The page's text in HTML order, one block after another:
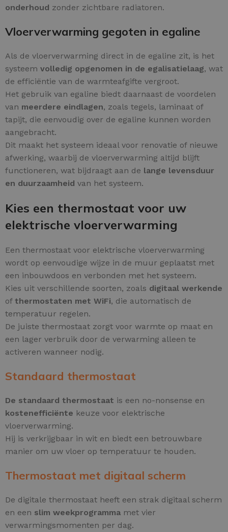
onderhoud zonder zichtbare radiatoren.
Vloerverwarming gegoten in egaline
Als de vloerverwarming direct in de egaline zit, is het
systeem volledig opgenomen in de egalisatielaag, wat
de efficiëntie van de warmteafgifte vergroot.
Het gebruik van egaline biedt daarnaast de voordelen
van meerdere eindlagen, zoals tegels, laminaat of
tapijt, die eenvoudig over de egaline kunnen worden
aangebracht.
Dit maakt het systeem ideaal voor renovatie of nieuwe
afwerking, waarbij de vloerverwarming altijd blijft
functioneren, wat bijdraagt aan de lange levensduur
en duurzaamheid van het systeem.
Kies een thermostaat voor uw
elektrische vloerverwarming
Een thermostaat voor elektrische vloerverwarming
wordt op eenvoudige wijze in de muur geplaatst met
een inbouwdoos en verbonden met het systeem.
Kies uit verschillende soorten, zoals digitaal werkende
of thermostaten met WiFi, die automatisch de
temperatuur regelen.
De juiste thermostaat zorgt voor warmte op maat en
een lager verbruik door de verwarming alleen te
activeren wanneer nodig.
Standaard thermostaat
De standaard thermostaat is een no-nonsense en
kostenefficiënte keuze voor elektrische
vloerverwarming.
Hij is verkrijgbaar in wit en biedt een betrouwbare
manier om uw vloer op temperatuur te houden.
Thermostaat met digitaal scherm
De digitale thermostaat heeft een strak digitaal scherm
en een slim weekprogramma met vier
verwarmingsmomenten per dag.